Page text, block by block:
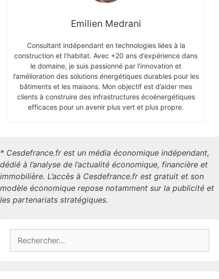
Emilien Medrani
Consultant indépendant en technologies liées à la
construction et l’habitat. Avec +20 ans d’expérience dans
le domaine, je suis passionné par l’innovation et
l’amélioration des solutions énergétiques durables pour les
bâtiments et les maisons. Mon objectif est d’aider mes
clients à construire des infrastructures écoénergétiques
efficaces pour un avenir plus vert et plus propre.
* Cesdefrance.fr est un média économique indépendant,
dédié à l’analyse de l’actualité économique, financière et
immobilière. L’accès à Cesdefrance.fr est gratuit et son
modèle économique repose notamment sur la publicité et
les partenariats stratégiques.